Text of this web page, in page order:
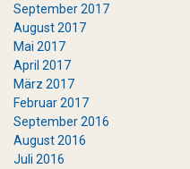
September 2017
August 2017
Mai 2017
April 2017
März 2017
Februar 2017
September 2016
August 2016
Juli 2016